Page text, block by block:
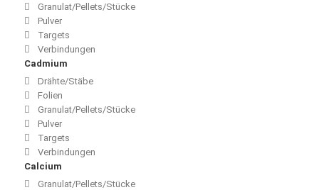
Granulat/Pellets/Stücke
Pulver
Targets
Verbindungen
Cadmium
Drähte/Stäbe
Folien
Granulat/Pellets/Stücke
Pulver
Targets
Verbindungen
Calcium
Granulat/Pellets/Stücke